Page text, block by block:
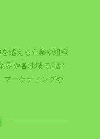
越える企業や組織
界や各地域で高評
マーケティングや